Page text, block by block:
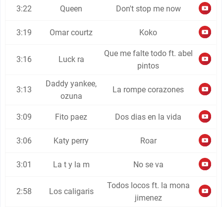
3:22 Queen Don't stop me now
3:19 Omar courtz Koko
3:16 Luck ra
Que me falte todo ft. abel
pintos
3:13
Daddy yankee,
ozuna
La rompe corazones
3:09 Fito paez Dos dias en la vida
3:06 Katy perry Roar
3:01 La t y la m No se va
2:58 Los caligaris
Todos locos ft. la mona
jimenez